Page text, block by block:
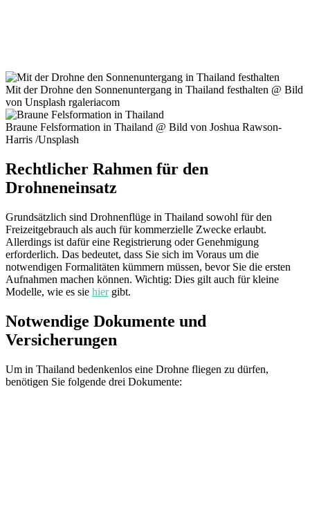
Mit der Drohne den Sonnenuntergang in Thailand festhalten @ Bild
von Unsplash rgaleriacom
Braune Felsformation in Thailand @ Bild von Joshua Rawson-
Harris /Unsplash
Rechtlicher Rahmen für den
Drohneneinsatz
Grundsätzlich sind Drohnenflüge in Thailand sowohl für den
Freizeitgebrauch als auch für kommerzielle Zwecke erlaubt.
Allerdings ist dafür eine Registrierung oder Genehmigung
erforderlich. Das bedeutet, dass Sie sich im Voraus um die
notwendigen Formalitäten kümmern müssen, bevor Sie die ersten
Aufnahmen machen können. Wichtig: Dies gilt auch für kleine
Modelle, wie es sie hiergibt.
Notwendige Dokumente und
Versicherungen
Um in Thailand bedenkenlos eine Drohne fliegen zu dürfen,
benötigen Sie folgende drei Dokumente: